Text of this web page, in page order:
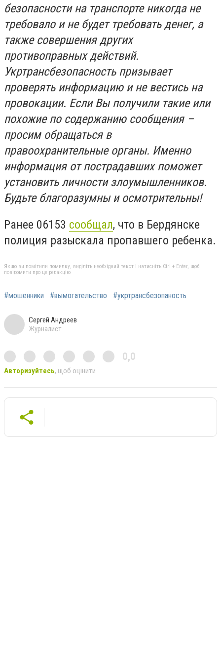
безопасности на транспорте никогда не
требовало и не будет требовать денег, а
также совершения других
противоправных действий.
Укртрансбезопасность призывает
проверять информацию и не вестись на
провокации. Если Вы получили такие или
похожие по содержанию сообщения –
просим обращаться в
правоохранительные органы. Именно
информация от пострадавших поможет
установить личности злоумышленников.
Будьте благоразумны и осмотрительны!
Ранее 06153 сообщал, что в Бердянске
полиция разыскала пропавшего ребенка.
Якщо ви помітили помилку, виділіть необхідний текст і натисніть Ctrl + Enter, щоб
повідомити про це редакцію
#мошенники #вымогательство #укртрансбезопаность
Сергей Андреев
Журналист
0,0
Авторизуйтесь, щоб оцінити